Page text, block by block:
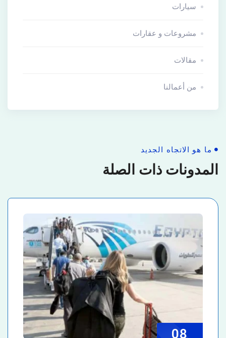
سيارات
مشروعات و عقارات
مقالات
من أعمالنا
ما هو الاتجاه الجديد
المدونات ذات الصلة
08